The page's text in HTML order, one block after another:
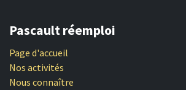
Pascault réemploi
Page d'accueil
Nos activités
Nous connaître